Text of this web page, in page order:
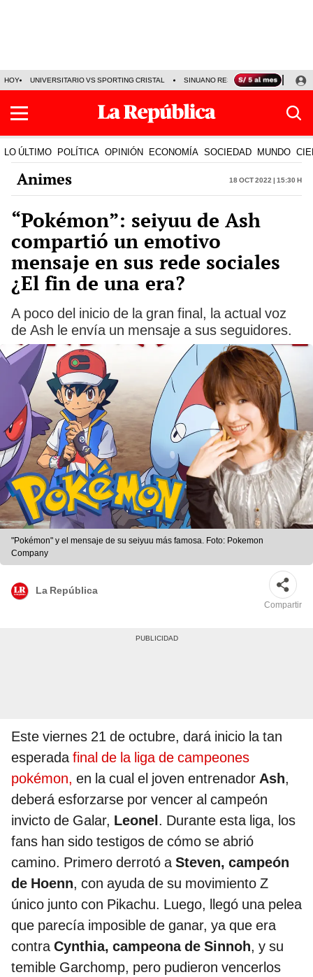
HOY UNIVERSITARIO VS SPORTING CRISTAL SINUANO RESULTADOS HOY
LO ÚLTIMO POLÍTICA OPINIÓN ECONOMÍA SOCIEDAD MUNDO
Animes 18 Oct 2022 | 15:30 h
“Pokémon”: seiyuu de Ash
compartió un emotivo
mensaje en sus rede sociales
¿El fin de una era?
A poco del inicio de la gran final, la actual voz
de Ash le envía un mensaje a sus seguidores.
"Pokémon" y el mensaje de su seiyuu más famosa. Foto: Pokemon
Company
La República
Compartir
Este viernes 21 de octubre, dará inicio la tan
esperadafinal de la liga de campeones
pokémon, en la cual el joven entrenador Ash,
deberá esforzarse por vencer al campeón
invicto de Galar, Leonel. Durante esta liga, los
fans han sido testigos de cómo se abrió
camino. Primero derrotó aSteven, campeón
de Hoenn, con ayuda de su movimiento Z
único junto con Pikachu. Luego, llegó una pelea
que parecía imposible de ganar, ya que era
contraCynthia, campeona de Sinnoh, y su
temible Garchomp, pero pudieron vencerlos